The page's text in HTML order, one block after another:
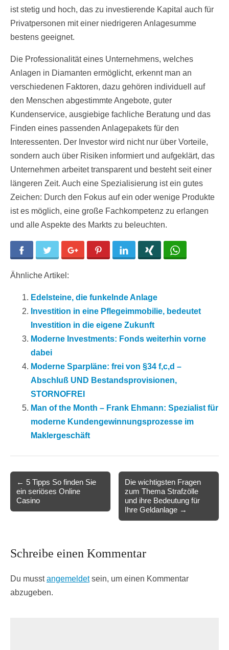
ist stetig und hoch, das zu investierende Kapital auch für
Privatpersonen mit einer niedrigeren Anlagesumme
bestens geeignet.
Die Professionalität eines Unternehmens, welches
Anlagen in Diamanten ermöglicht, erkennt man an
verschiedenen Faktoren, dazu gehören individuell auf
den Menschen abgestimmte Angebote, guter
Kundenservice, ausgiebige fachliche Beratung und das
Finden eines passenden Anlagepakets für den
Interessenten. Der Investor wird nicht nur über Vorteile,
sondern auch über Risiken informiert und aufgeklärt, das
Unternehmen arbeitet transparent und besteht seit einer
längeren Zeit. Auch eine Spezialisierung ist ein gutes
Zeichen: Durch den Fokus auf ein oder wenige Produkte
ist es möglich, eine große Fachkompetenz zu erlangen
und alle Aspekte des Markts zu beleuchten.
Facebook Twitter Google+ Pinterest LinkedIn
Ähnliche Artikel:
Edelsteine, die funkelnde Anlage
Investition in eine Pflegeimmobilie, bedeutet
Investition in die eigene Zukunft
Moderne Investments: Fonds weiterhin vorne
dabei
Moderne Sparpläne: frei von §34 f,c,d –
Abschluß UND Bestandsprovisionen,
STORNOFREI
Man of the Month – Frank Ehmann: Spezialist für
moderne Kundengewinnungsprozesse im
Maklergeschäft
navigation
← 5 Tipps So finden Sie
ein seriöses Online
Casino
Die wichtigsten Fragen
zum Thema Strafzölle
und ihre Bedeutung für
Ihre Geldanlage →
Schreibe einen Kommentar
Du musstangemeldetsein, um einen Kommentar
abzugeben.